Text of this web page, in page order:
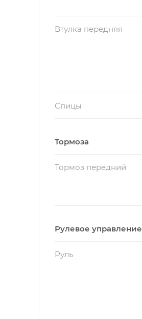
Втулка передняя
Спицы
Тормоза
Тормоз передний
Рулевое управление
Руль